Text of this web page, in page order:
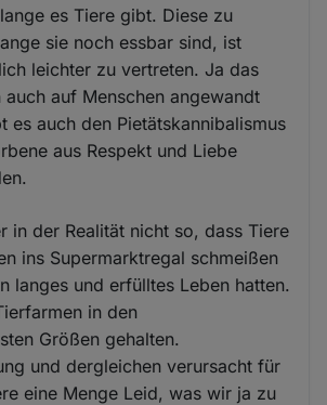
es Tiere gibt. Diese zu
sie noch essbar sind, ist
leichter zu vertreten. Ja das
auch auf Menschen angewandt
es auch den Pietätskannibalismus
aus Respekt und Liebe
in der Realität nicht so, dass Tiere
ins Supermarktregal schmeißen
langes und erfülltes Leben hatten.
in den
Größen gehalten.
und dergleichen verursacht für
eine Menge Leid, was wir ja zu